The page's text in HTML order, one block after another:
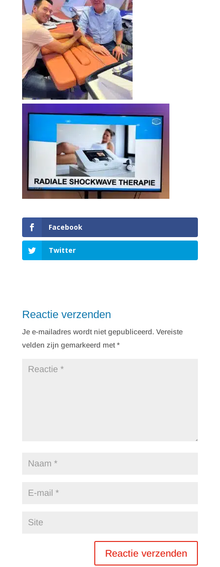
Facebook
Twitter
Reactie verzenden
Je e-mailadres wordt niet gepubliceerd. Vereiste
velden zijn gemarkeerd met*